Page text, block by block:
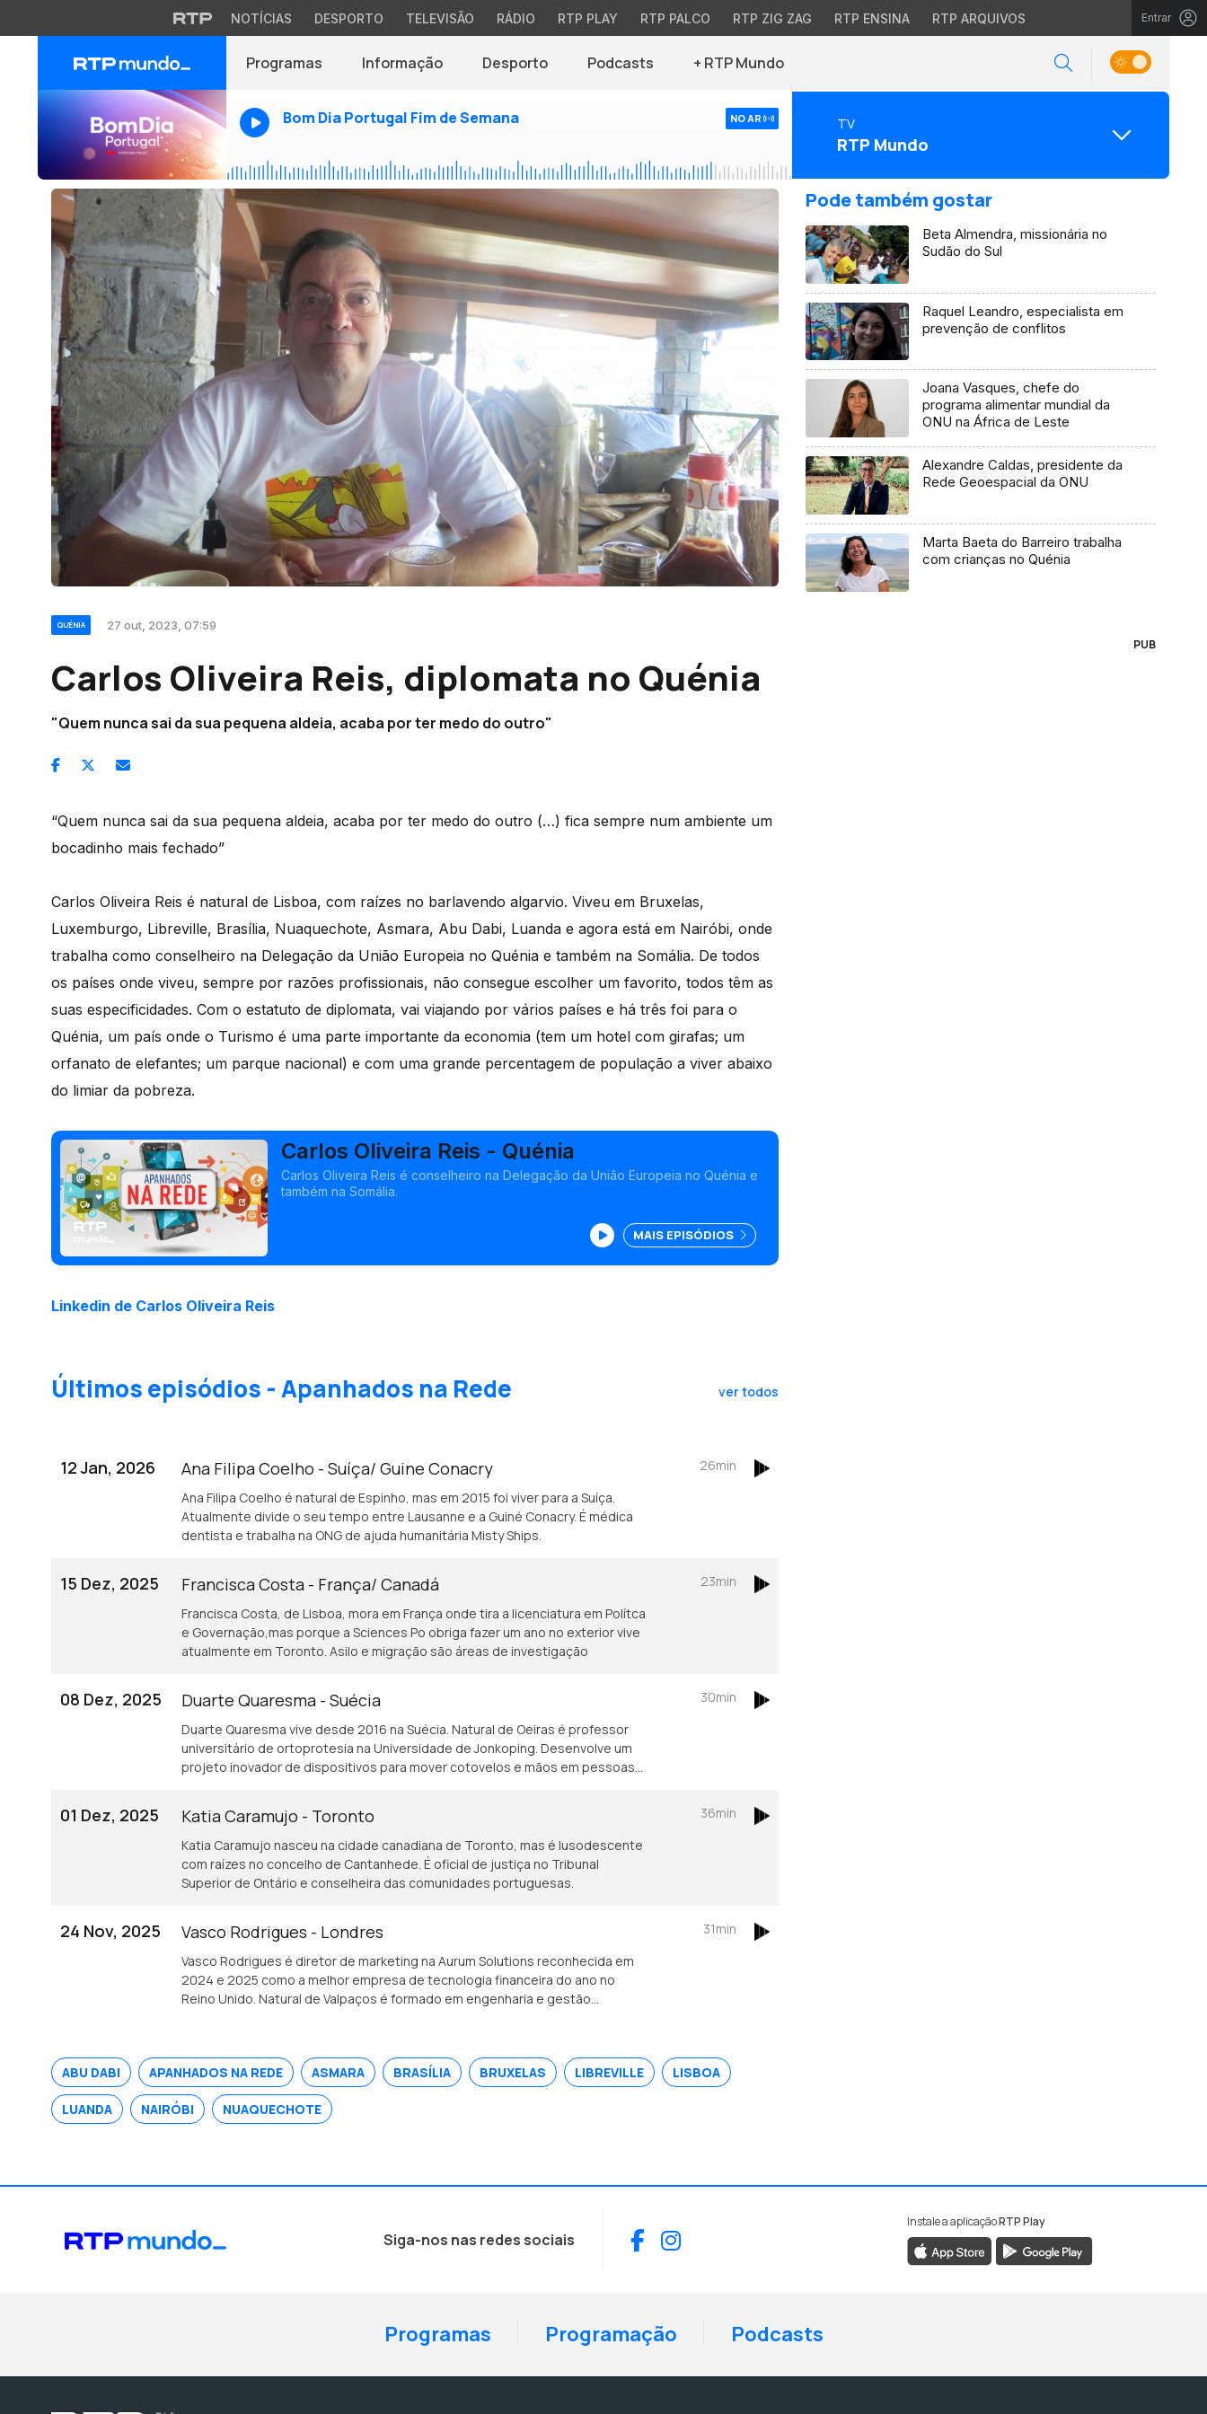
NOTÍCIAS DESPORTO TELEVISÃO RÁDIO RTP PLAY RTP PALCO RTP ZIG ZAG RTP ENSINA RTP ARQUIVOS Entrar
Programas Informação Desporto Podcasts + RTP Mundo
Bom Dia Portugal Fim de Semana NO AR TV
RTP Mundo
QUÉNIA 27 out, 2023, 07:59
Carlos Oliveira Reis, diplomata no Quénia
"Quem nunca sai da sua pequena aldeia, acaba por ter medo do outro"
“Quem nunca sai da sua pequena aldeia, acaba por ter medo do outro (…) fica sempre num ambiente um
bocadinho mais fechado”
Carlos Oliveira Reis é natural de Lisboa, com raízes no barlavendo algarvio. Viveu em Bruxelas,
Luxemburgo, Libreville, Brasília, Nuaquechote, Asmara, Abu Dabi, Luanda e agora está em Nairóbi, onde
trabalha como conselheiro na Delegação da União Europeia no Quénia e também na Somália. De todos
os países onde viveu, sempre por razões profissionais, não consegue escolher um favorito, todos têm as
suas especificidades. Com o estatuto de diplomata, vai viajando por vários países e há três foi para o
Quénia, um país onde o Turismo é uma parte importante da economia (tem um hotel com girafas; um
orfanato de elefantes; um parque nacional) e com uma grande percentagem de população a viver abaixo
do limiar da pobreza.
Carlos Oliveira Reis - Quénia
Carlos Oliveira Reis é conselheiro na Delegação da União Europeia no Quénia e
também na Somália.
MAIS EPISÓDIOS
Linkedin de Carlos Oliveira Reis
Últimos episódios - Apanhados na Rede ver todos
12 Jan, 2026 Ana Filipa Coelho - Suíça/ Guine Conacry
Ana Filipa Coelho é natural de Espinho, mas em 2015 foi viver para a Suíça.
Atualmente divide o seu tempo entre Lausanne e a Guiné Conacry. É médica
dentista e trabalha na ONG de ajuda humanitária Misty Ships.
26min
15 Dez, 2025 Francisca Costa - França/ Canadá
Francisca Costa, de Lisboa, mora em França onde tira a licenciatura em Polítca
e Governação,mas porque a Sciences Po obriga fazer um ano no exterior vive
atualmente em Toronto. Asilo e migração são áreas de investigação
23min
08 Dez, 2025 Duarte Quaresma - Suécia
Duarte Quaresma vive desde 2016 na Suécia. Natural de Oeiras é professor
universitário de ortoprotesia na Universidade de Jonkoping. Desenvolve um
projeto inovador de dispositivos para mover cotovelos e mãos em pessoas
30min
01 Dez, 2025 Katia Caramujo - Toronto
Katia Caramujo nasceu na cidade canadiana de Toronto, mas é lusodescente
com raízes no concelho de Cantanhede. É oficial de justiça no Tribunal
Superior de Ontário e conselheira das comunidades portuguesas.
36min
24 Nov, 2025 Vasco Rodrigues - Londres
Vasco Rodrigues é diretor de marketing na Aurum Solutions reconhecida em
2024 e 2025 como a melhor empresa de tecnologia financeira do ano no
Reino Unido. Natural de Valpaços é formado em engenharia e gestão
31min
ABU DABI APANHADOS NA REDE ASMARA BRASÍLIA BRUXELAS LIBREVILLE LISBOA
LUANDA NAIRÓBI NUAQUECHOTE
Pode também gostar
Beta Almendra, missionária no
Sudão do Sul
Raquel Leandro, especialista em
prevenção de conflitos
Joana Vasques, chefe do
programa alimentar mundial da
ONU na África de Leste
Alexandre Caldas, presidente da
Rede Geoespacial da ONU
Marta Baeta do Barreiro trabalha
com crianças no Quénia
PUB
Siga-nos nas redes sociais Facebook
Instagram
Instale a aplicaçãoRTP Play
Programas Programação Podcasts